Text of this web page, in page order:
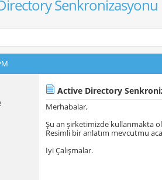
Senkronizasyonu
Active Directory
Merhabalar,
Şu an şirketimizde kullanmakta
Resimli bir anlatım mevcutmu
İyi Çalışmalar.